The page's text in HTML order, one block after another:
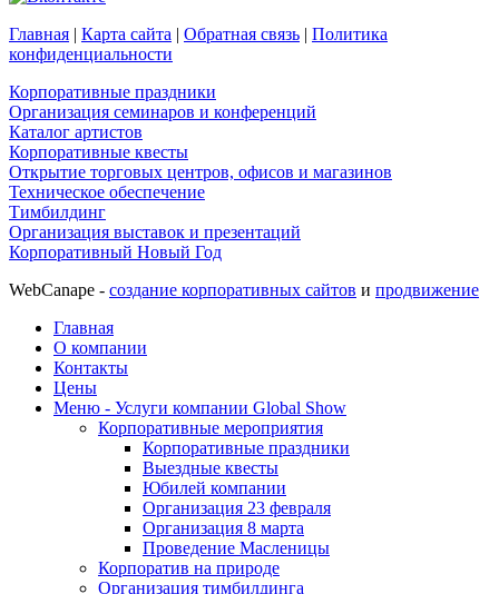
Главная | Карта сайта | Обратная связь | Политика
конфиденциальности
Корпоративные праздники
Организация семинаров и конференций
Каталог артистов
Корпоративные квесты
Открытие торговых центров, офисов и магазинов
Техническое обеспечение
Тимбилдинг
Организация выставок и презентаций
Корпоративный Новый Год
WebCanape - создание корпоративных сайтов и продвижение
Главная
О компании
Контакты
Цены
Меню - Услуги компании Global Show
Корпоративные мероприятия
Корпоративные праздники
Выездные квесты
Юбилей компании
Организация 23 февраля
Организация 8 марта
Проведение Масленицы
Корпоратив на природе
Организация тимбилдинга